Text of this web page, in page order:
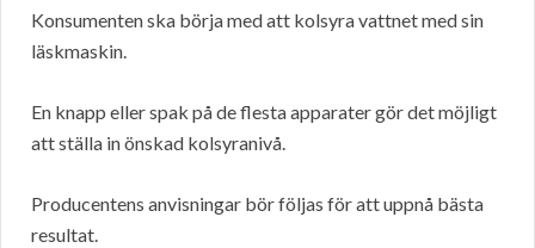
Konsumenten ska börja med att kolsyra vattnet med sin
läskmaskin.
En knapp eller spak på de flesta apparater gör det möjligt
att ställa in önskad kolsyranivå.
Producentens anvisningar bör följas för att uppnå bästa
resultat.